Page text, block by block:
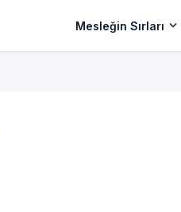
Mesleğin Sırları expand_more